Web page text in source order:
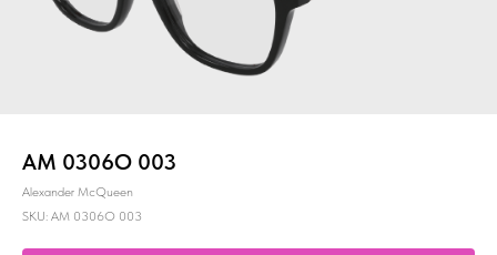
AM 0306O 003
Alexander McQueen
SKU: AM 0306O 003